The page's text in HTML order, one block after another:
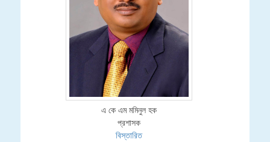
এ কে এম মমিনুল হক
প্রশাসক
বিস্তারিত